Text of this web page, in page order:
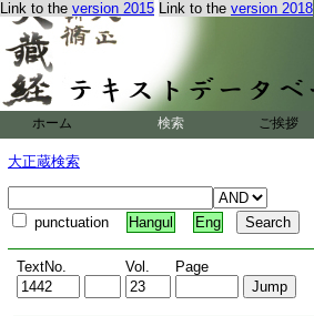
Link to the version 2015 Link to the version 2018
ホーム 検索 ご挨拶
大正蔵検索
punctuation Hangul Eng
TextNo. Vol. Page